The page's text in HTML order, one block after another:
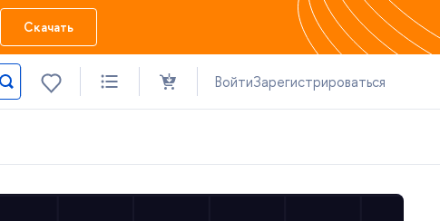
Скачать
ойтиЗарегистрироваться